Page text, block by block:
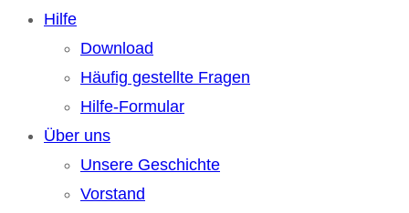
Hilfe
Download
Häufig gestellte Fragen
Hilfe-Formular
Über uns
Unsere Geschichte
Vorstand